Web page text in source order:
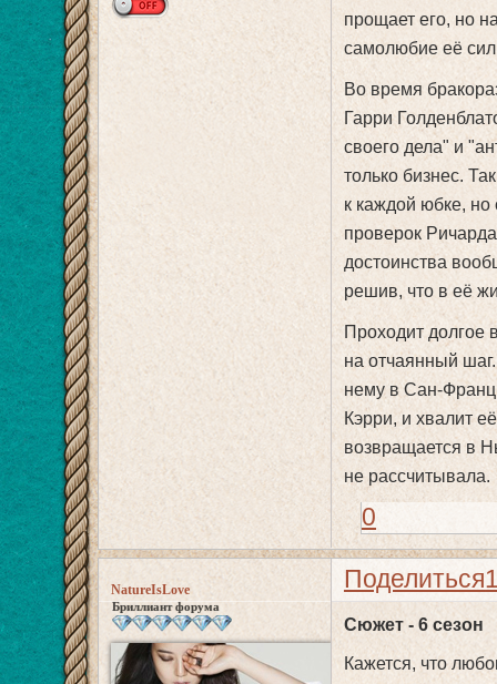
прощает его, но
самолюбие её
Во время
Гарри
своего дела" и
только бизнес.
к каждой юбке, но
проверок
достоинства
решив, что в её
Проходит долгое
на отчаянный
нему в Сан-
Кэрри, и хвалит
возвращается в
не рассчитывала.
0
Поделиться
NatureIsLove
Бриллиант форума
Сюжет - 6 сезон
Кажется, что